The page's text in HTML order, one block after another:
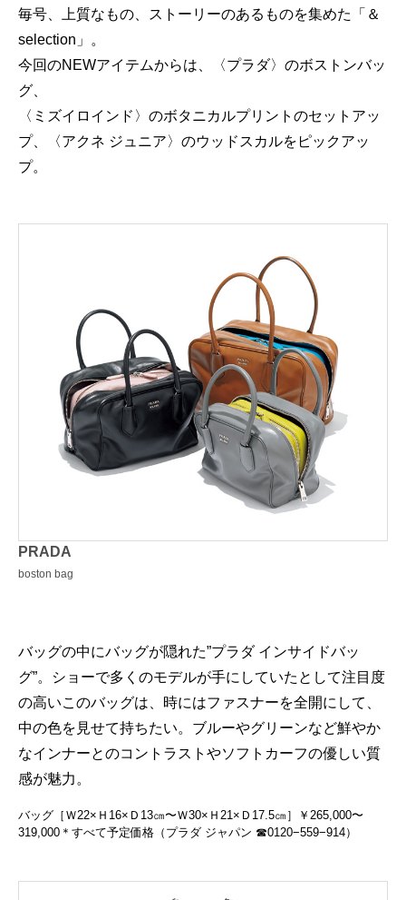
毎号、上質なもの、ストーリーのあるものを集めた「＆
selection」。
今回のNEWアイテムからは、〈プラダ〉のボストンバッ
グ、
〈ミズイロインド〉のボタニカルプリントのセットアッ
プ、〈アクネ ジュニア〉のウッドスカルをピックアッ
プ。
PRADA
boston bag
バッグの中にバッグが隠れた”プラダ インサイドバッ
グ”。ショーで多くのモデルが手にしていたとして注目度
の高いこのバッグは、時にはファスナーを全開にして、
中の色を見せて持ちたい。ブルーやグリーンなど鮮やか
なインナーとのコントラストやソフトカーフの優しい質
感が魅力。
バッグ［Ｗ22×Ｈ16×Ｄ13㎝〜Ｗ30×Ｈ21×Ｄ17.5㎝］￥265,000〜
319,000＊すべて予定価格（プラダ ジャパン ☎︎0120−559−914）